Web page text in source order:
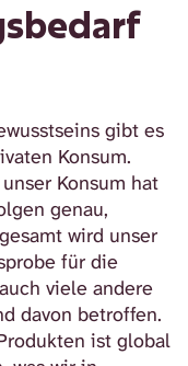
gibt es
Konsum.
Konsum hat
genau,
wird unser
für die
viele andere
davon betroffen.
ist global